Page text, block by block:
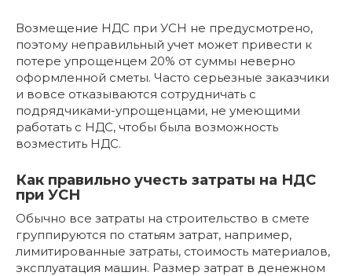
Возмещение НДС при УСН не предусмотрено,
поэтому неправильный учет может привести к
потере упрощенцем 20% от суммы неверно
оформленной сметы. Часто серьезные заказчики
и вовсе отказываются сотрудничать с
подрядчиками-упрощенцами, не умеющими
работать с НДС, чтобы была возможность
возместить НДС.
Как правильно учесть затраты на НДС
при УСН
Обычно все затраты на строительство в смете
группируются по статьям затрат, например,
лимитированные затраты, стоимость материалов,
эксплуатация машин. Размер затрат в денежном